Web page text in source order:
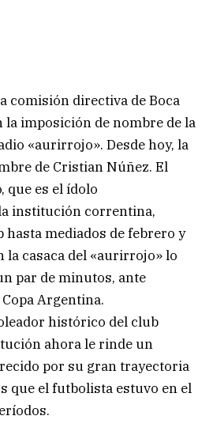
comisión directiva de Boca
imposición de nombre de la
«aurirrojo». Desde hoy, la
de Cristian Núñez. El
que es el ídolo
institución correntina,
mediados de febrero y
la casaca del «aurirrojo» lo
par de minutos, ante
Argentina.
histórico del club
ahora le rinde un
por su gran trayectoria
que el futbolista estuvo en el